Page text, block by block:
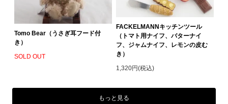
Tomo Bear（うさぎ耳フード付
き）
SOLD OUT
FACKELMANNキッチンツール
（トマト用ナイフ、バターナイ
フ、ジャムナイフ、レモンの皮む
き）
1,320円(税込)
もっと見る